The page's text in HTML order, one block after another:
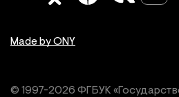
Made by ONY
© 1997-2026 ФГБУК